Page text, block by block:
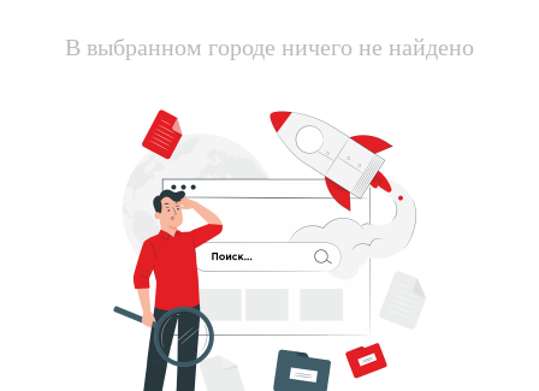
В выбранном городе ничего не найдено